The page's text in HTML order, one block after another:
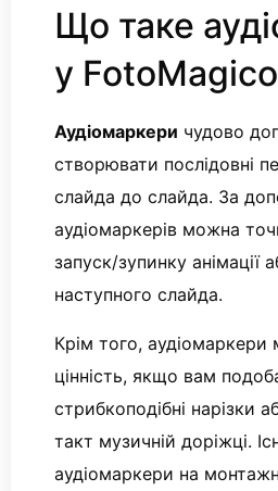
Що таке
у
Аудіомаркери чудово
створювати послідовні
слайда до слайда. За
аудіомаркерів можна
запуск/зупинку анімації
наступного слайда.
Крім того,
цінність, якщо вам
стрибкоподібні нарізки
такт музичній доріжці.
аудіомаркери на